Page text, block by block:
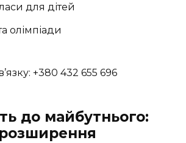
для дітей
олімпіади
+380 432 655 696
до майбутнього: